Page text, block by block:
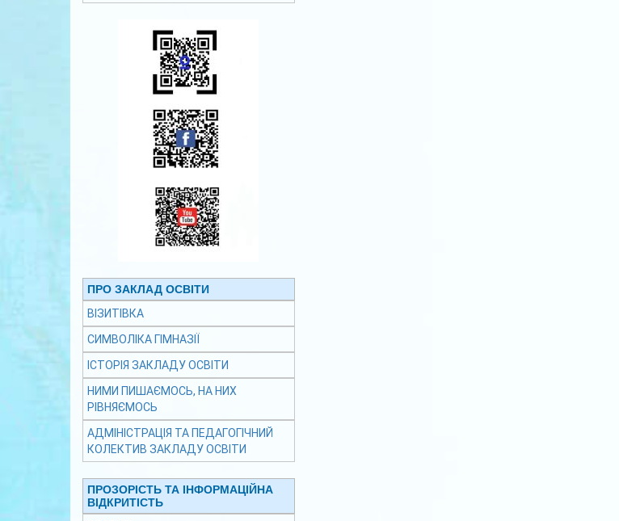
ПРО ЗАКЛАД ОСВІТИ
ВІЗИТІВКА
СИМВОЛІКА ГІМНАЗІЇ
ІСТОРІЯ ЗАКЛАДУ ОСВІТИ
НИМИ ПИШАЄМОСЬ, НА НИХ
РІВНЯЄМОСЬ
АДМІНІСТРАЦІЯ ТА ПЕДАГОГІЧНИЙ
КОЛЕКТИВ ЗАКЛАДУ ОСВІТИ
ПРОЗОРІСТЬ ТА ІНФОРМАЦІЙНА
ВІДКРИТІСТЬ